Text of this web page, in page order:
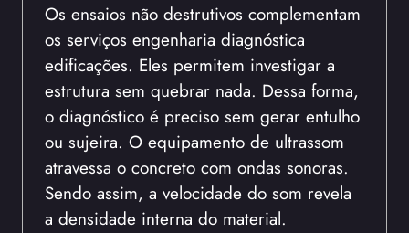
Os ensaios não destrutivos complementam
os serviços engenharia diagnóstica
edificações. Eles permitem investigar a
estrutura sem quebrar nada. Dessa forma,
o diagnóstico é preciso sem gerar entulho
ou sujeira. O equipamento de ultrassom
atravessa o concreto com ondas sonoras.
Sendo assim, a velocidade do som revela
a densidade interna do material.